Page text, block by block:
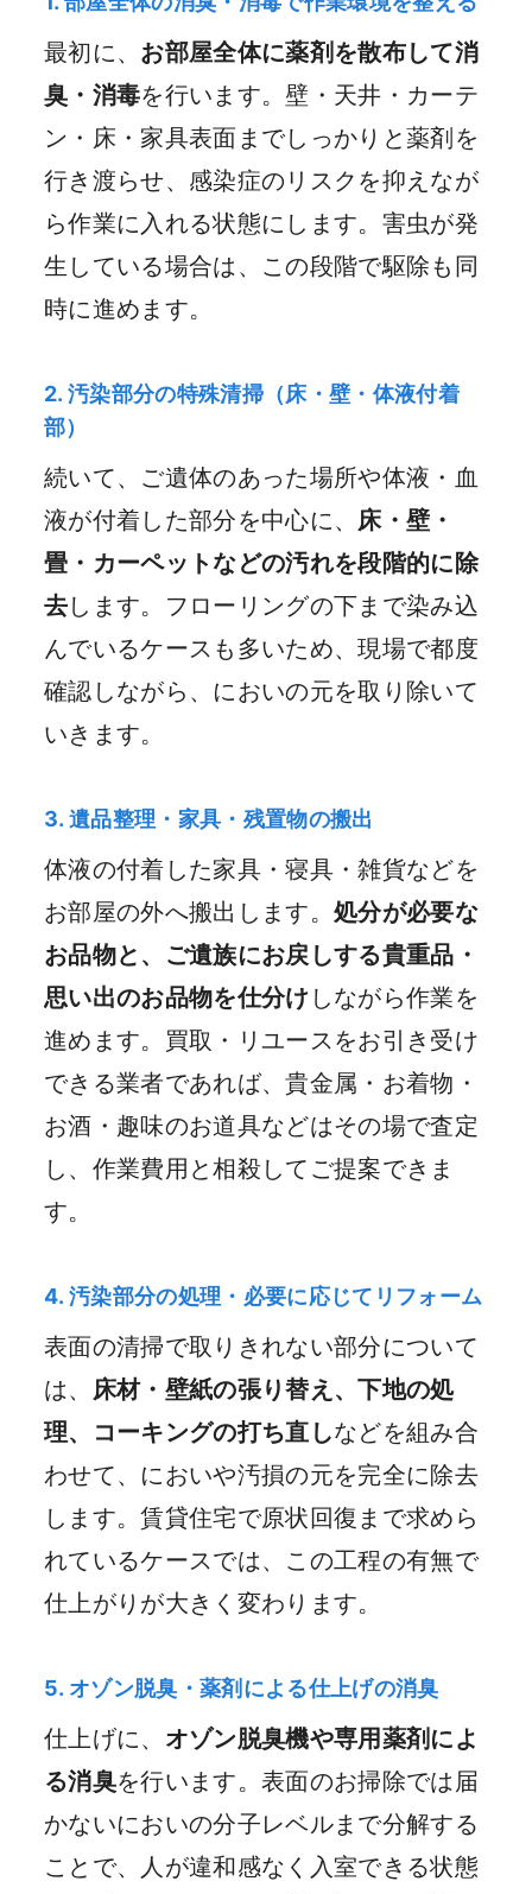
最初に、 お部屋全体に薬剤を散布して消
臭・消毒を行います。壁・天井・カーテ
ン・床・家具表面までしっかりと薬剤を
行き渡らせ、感染症のリスクを抑えなが
ら作業に入れる状態にします。害虫が発
生している場合は、この段階で駆除も同
時に進めます。
2. 汚染部分の特殊清掃（床・壁・体液付着
部）
続いて、ご遺体のあった場所や体液・血
液が付着した部分を中心に、 床・壁・
畳・カーペットなどの汚れを段階的に除
去します。フローリングの下まで染み込
んでいるケースも多いため、現場で都度
確認しながら、においの元を取り除いて
いきます。
3. 遺品整理・家具・残置物の搬出
体液の付着した家具・寝具・雑貨などを
お部屋の外へ搬出します。処分が必要な
お品物と、ご遺族にお戻しする貴重品・
思い出のお品物を仕分け しながら作業を
進めます。買取・リユースをお引き受け
できる業者であれば、貴金属・お着物・
お酒・趣味のお道具などはその場で査定
し、作業費用と相殺してご提案できま
す。
4. 汚染部分の処理・必要に応じてリフォーム
表面の清掃で取りきれない部分について
は、 床材・壁紙の張り替え、下地の処
理、コーキングの打ち直しなどを組み合
わせて、においや汚損の元を完全に除去
します。賃貸住宅で原状回復まで求めら
れているケースでは、この工程の有無で
仕上がりが大きく変わります。
5. オゾン脱臭・薬剤による仕上げの消臭
仕上げに、 オゾン脱臭機や専用薬剤によ
る消臭を行います。表面のお掃除では届
かないにおいの分子レベルまで分解する
ことで、人が違和感なく入室できる状態